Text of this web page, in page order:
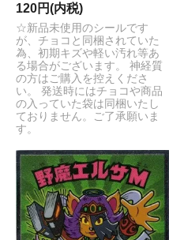
120円(内税)
☆新品未使用のシールです
が、チョコと同梱されていた
為、初期キズや軽い汚れ等あ
る場合がございます。 神経質
の方はご購入を控えくださ
い。 発送時にはチョコや商品
の入っていた袋は同梱いたし
ておりません。ご了承願いま
す。